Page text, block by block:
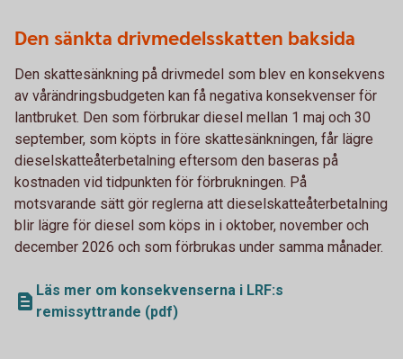
Den sänkta drivmedelsskatten baksida
Den skattesänkning på drivmedel som blev en konsekvens
av vårändringsbudgeten kan få negativa konsekvenser för
lantbruket. Den som förbrukar diesel mellan 1 maj och 30
september, som köpts in före skattesänkningen, får lägre
dieselskatteåterbetalning eftersom den baseras på
kostnaden vid tidpunkten för förbrukningen. På
motsvarande sätt gör reglerna att dieselskatteåterbetalning
blir lägre för diesel som köps in i oktober, november och
december 2026 och som förbrukas under samma månader.
Läs mer om konsekvenserna i LRF:s
remissyttrande (pdf)